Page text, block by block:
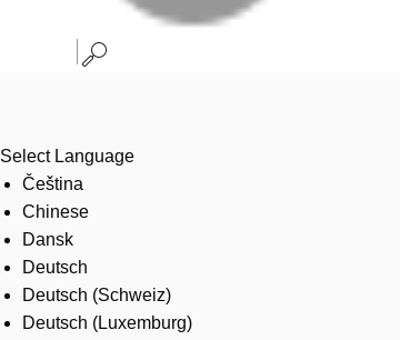
Select Language
Čeština
Chinese
Dansk
Deutsch
Deutsch (Schweiz)
Deutsch (Luxemburg)